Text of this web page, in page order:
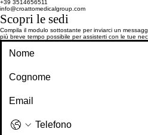
necessarie con comodità e facilità
+39 3514656511
info@croattomedicalgroup.com
Scopri le sedi
Compila il modulo sottostante per inviarci un